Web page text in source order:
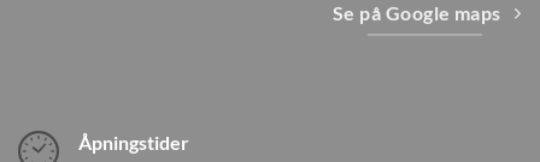
Se på Google maps
Åpningstider